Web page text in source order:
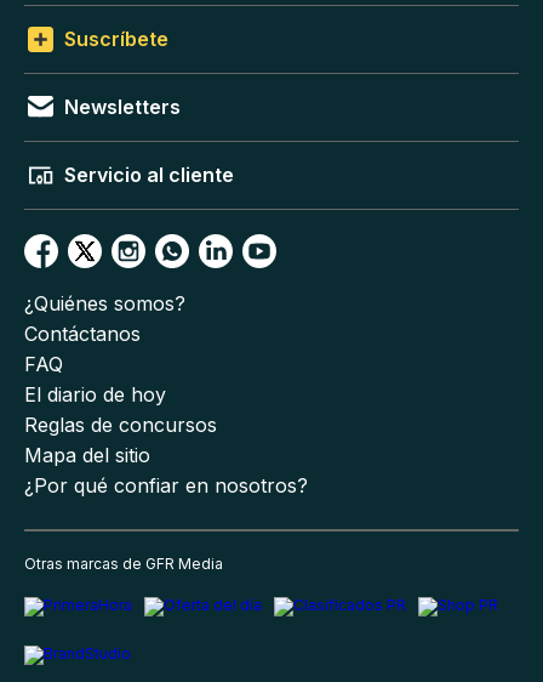
Suscríbete
Newsletters
Servicio al cliente
¿Quiénes somos?
Contáctanos
FAQ
El diario de hoy
Reglas de concursos
Mapa del sitio
¿Por qué confiar en nosotros?
Otras marcas de GFR Media